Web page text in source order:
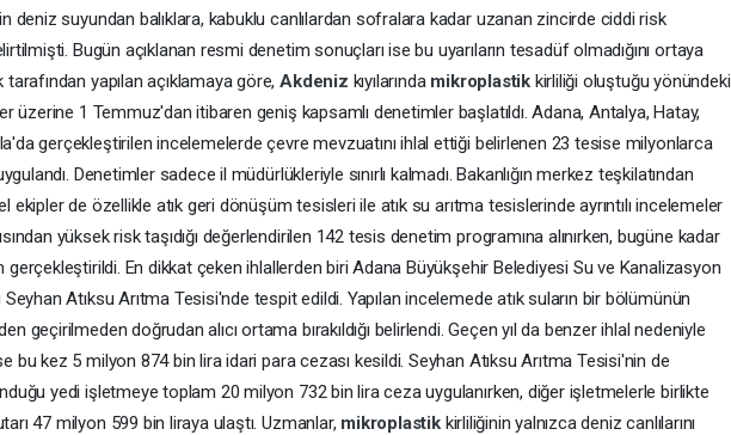
deniz suyundan balıklara, kabuklu canlılardan sofralara kadar uzanan zincirde ciddi risk
Bugün açıklanan resmi denetim sonuçları ise bu uyarıların tesadüf olmadığını ortaya
tarafından yapılan açıklamaya göre,Akdeniz kıyılarında mikroplastik kirliliği oluştuğu yönündeki
üzerine 1 Temmuz'dan itibaren geniş kapsamlı denetimler başlatıldı. Adana, Antalya, Hatay,
gerçekleştirilen incelemelerde çevre mevzuatını ihlal ettiği belirlenen 23 tesise milyonlarca
Denetimler sadece il müdürlükleriyle sınırlı kalmadı. Bakanlığın merkez teşkilatından
ekipler de özellikle atık geri dönüşüm tesisleri ile atık su arıtma tesislerinde ayrıntılı incelemeler
yüksek risk taşıdığı değerlendirilen 142 tesis denetim programına alınırken, bugüne kadar
gerçekleştirildi. En dikkat çeken ihlallerden biri Adana Büyükşehir Belediyesi Su ve Kanalizasyon
Seyhan Atıksu Arıtma Tesisi'nde tespit edildi. Yapılan incelemede atık suların bir bölümünün
geçirilmeden doğrudan alıcı ortama bırakıldığı belirlendi. Geçen yıl da benzer ihlal nedeniyle
bu kez 5 milyon 874 bin lira idari para cezası kesildi. Seyhan Atıksu Arıtma Tesisi'nin de
yedi işletmeye toplam 20 milyon 732 bin lira ceza uygulanırken, diğer işletmelerle birlikte
47 milyon 599 bin liraya ulaştı. Uzmanlar, mikroplastik kirliliğinin yalnızca deniz canlılarını